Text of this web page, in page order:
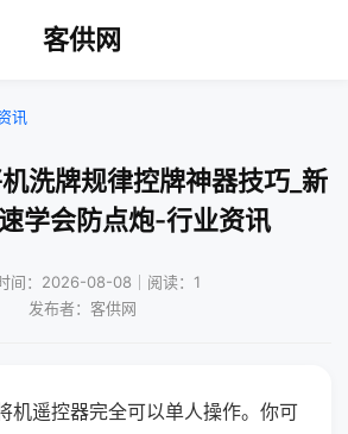
客供网
讯
洗牌规律控牌神器技巧_新
学会防点炮-行业资讯
间：2026-08-08｜阅读：1
发布者：客供网
机遥控器完全可以单人操作。你可